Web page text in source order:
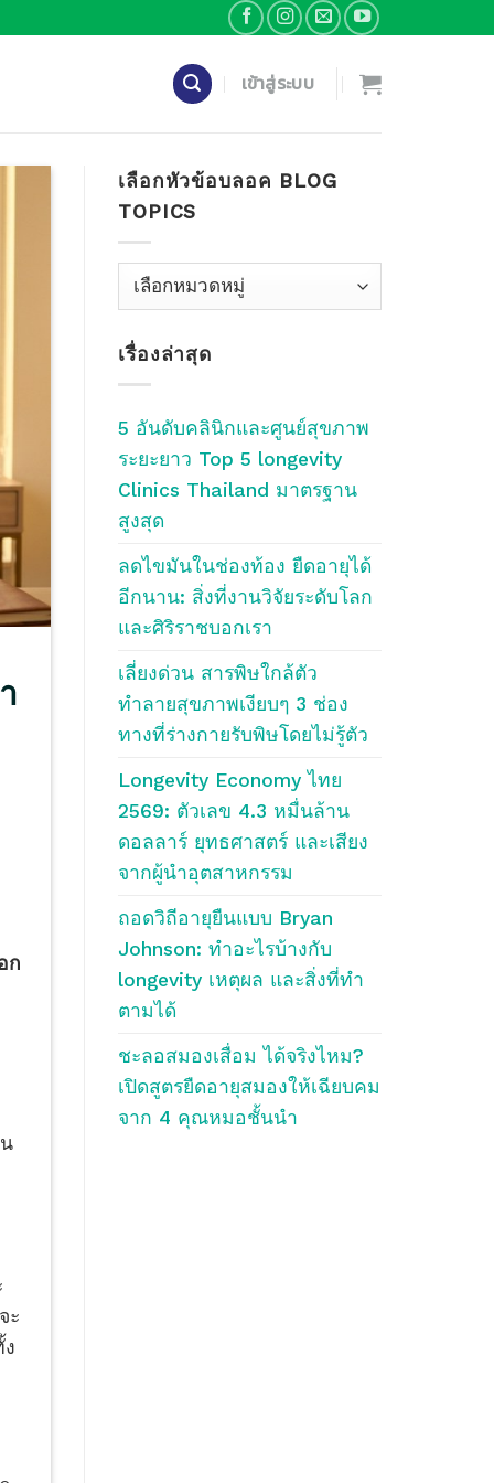
เข้าสู่ระบบ
ก
ะ
เลือกหัวข้อบลอค BLOG
TOPICS
เลือก
บลอค
Blog
เรื่องล่าสุด
5 อันดับคลินิกและศูนย์สุขภาพ
ระยะยาว Top 5 longevity
Clinics Thailand มาตรฐาน
สูงสุด
ลดไขมันในช่องท้อง ยืดอายุได้
อีกนาน: สิ่งที่งานวิจัยระดับโลก
และศิริราชบอกเรา
เลี่ยงด่วน สารพิษใกล้ตัว
ทำลายสุขภาพเงียบๆ 3 ช่อง
ทางที่ร่างกายรับพิษโดยไม่รู้ตัว
Longevity Economy ไทย
2569: ตัวเลข 4.3 หมื่นล้าน
ดอลลาร์ ยุทธศาสตร์ และเสียง
จากผู้นำอุตสาหกรรม
ถอดวิถีอายุยืนแบบ Bryan
Johnson: ทำอะไรบ้างกับ
longevity เหตุผล และสิ่งที่ทำ
ตามได้
ชะลอสมองเสื่อม ได้จริงไหม?
เปิดสูตรยืดอายุสมองให้เฉียบคม
จาก 4 คุณหมอชั้นนำ